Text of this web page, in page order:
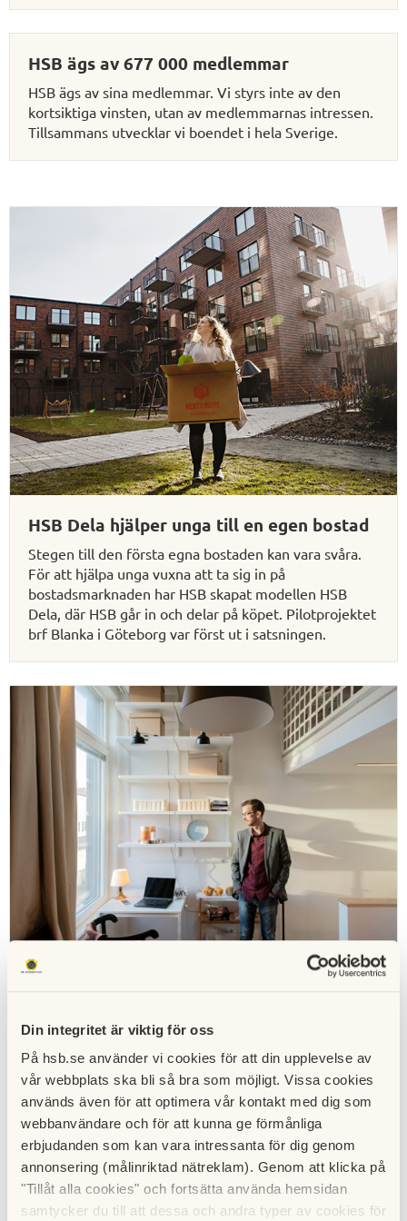
Din integritet är viktig för oss
På hsb.se använder vi cookies för att din upplevelse av
vår webbplats ska bli så bra som möjligt. Vissa cookies
används även för att optimera vår kontakt med dig som
webbanvändare och för att kunna ge förmånliga
erbjudanden som kan vara intressanta för dig genom
annonsering (målinriktad nätreklam). Genom att klicka på
"Tillåt alla cookies" och fortsätta använda hemsidan
samtycker du till att dessa och andra typer av cookies för
HSB ägs av 677 000 medlemmar
HSB ägs av sina medlemmar. Vi styrs inte av den
kortsiktiga vinsten, utan av medlemmarnas intressen.
Tillsammans utvecklar vi boendet i hela Sverige.
HSB Dela hjälper unga till en egen bostad
Stegen till den första egna bostaden kan vara svåra.
För att hjälpa unga vuxna att ta sig in på
bostadsmarknaden har HSB skapat modellen HSB
Dela, där HSB går in och delar på köpet. Pilotprojektet
brf Blanka i Göteborg var först ut i satsningen.
Forskning dygnet runt i HSBs levande labb
innovatörer testa sina lösningar tillsammans dem som
bor i huset, i syfte att skapa framtidens hållbara
boende. Sedan starten 2016 har över 150
forskningsprojekt startats: vad sägs om uppkopplade
bikupor eller att spola toaletten med återvunnet
vatten?